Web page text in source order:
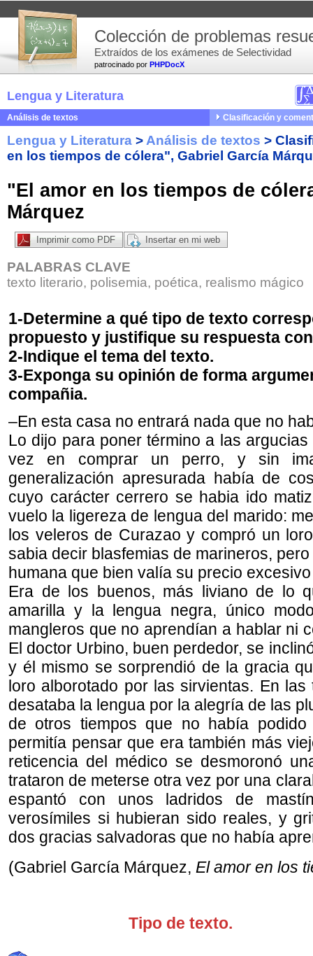
patrocinado por PHPDocX
Colección de problemas
Extraídos de los exámenes de Selectividad
Lengua y Literatura
Análisis de textos Clasificación y
Lengua y Literatura > Análisis de textos >
en los tiempos de cólera", Gabriel García
"El amor en los tiempos de
Márquez
Imprimir como PDF Insertar en mi web
PALABRAS CLAVE
texto literario, polisemia, poética, realismo mágico
1-Determine a qué tipo de texto
propuesto y justifique su respuesta
2-Indique el tema del texto.
3-Exponga su opinión de forma
compañia.
–En esta casa no entrará nada que no
Lo dijo para poner término a las
vez en comprar un perro, y sin
generalización apresurada había de
cuyo carácter cerrero se habia ido
vuelo la ligereza de lengua del marido:
los veleros de Curazao y compró un
sabia decir blasfemias de marineros,
humana que bien valía su precio
Era de los buenos, más liviano de lo
amarilla y la lengua negra, único
mangleros que no aprendían a hablar ni
El doctor Urbino, buen perdedor, se
y él mismo se sorprendió de la gracia
loro alborotado por las sirvientas. En
desataba la lengua por la alegría de las
de otros tiempos que no había
permitía pensar que era también más
reticencia del médico se desmoronó
trataron de meterse otra vez por una
espantó con unos ladridos de
verosímiles si hubieran sido reales, y
dos gracias salvadoras que no había
(Gabriel García Márquez, El amor en los
Tipo de texto.